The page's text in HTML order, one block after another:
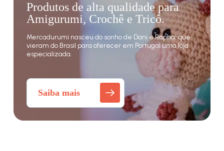
Produtos de alta qualidade para
Amigurumi, Crochê e Tricô.
Mercadurumi nasceu do sonho de Dani e Rapha, que
vieram do Brasil para oferecer em Portugal uma loja
especializada.
Saiba mais